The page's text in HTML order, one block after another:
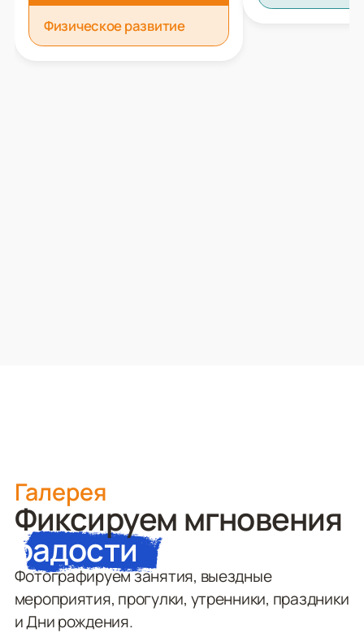
Физическое развитие
Галерея
Фиксируем мгновения
радости
Фотографируем занятия, выездные
мероприятия, прогулки, утренники, праздники
и Дни рождения.